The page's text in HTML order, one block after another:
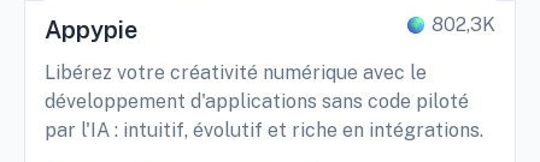
Appypie 802,3K
Libérez votre créativité numérique avec le
développement d'applications sans code piloté
par l'IA : intuitif, évolutif et riche en intégrations.